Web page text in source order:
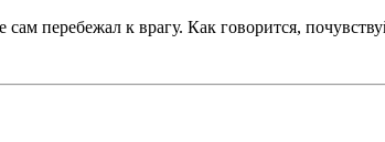
перебежал к врагу. Как говорится,